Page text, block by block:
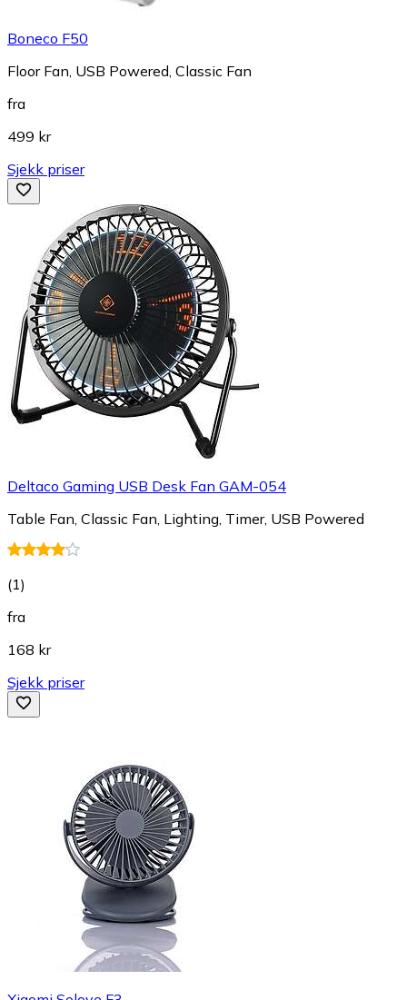
Boneco F50
Floor Fan, USB Powered, Classic Fan
fra
499 kr
Sjekk priser
Deltaco Gaming USB Desk Fan GAM-054
Table Fan, Classic Fan, Lighting, Timer, USB Powered
(1)
fra
168 kr
Sjekk priser